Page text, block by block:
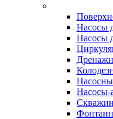
Насосы
Насосы
Насосы-